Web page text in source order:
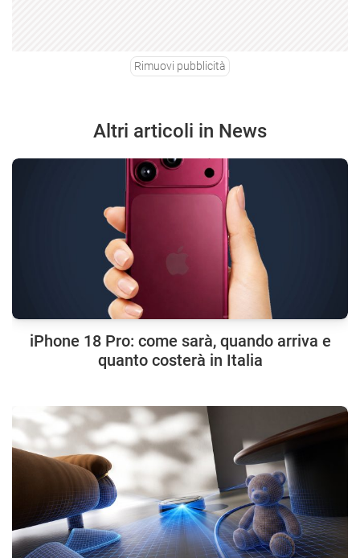
Rimuovi pubblicità
Altri articoli in News
iPhone 18 Pro: come sarà, quando arriva e
quanto costerà in Italia